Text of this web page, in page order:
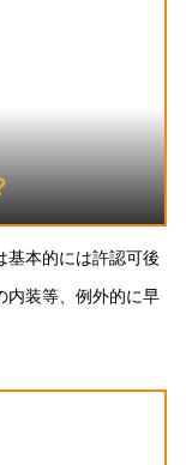
基本的には許認可後
内装等、例外的に早